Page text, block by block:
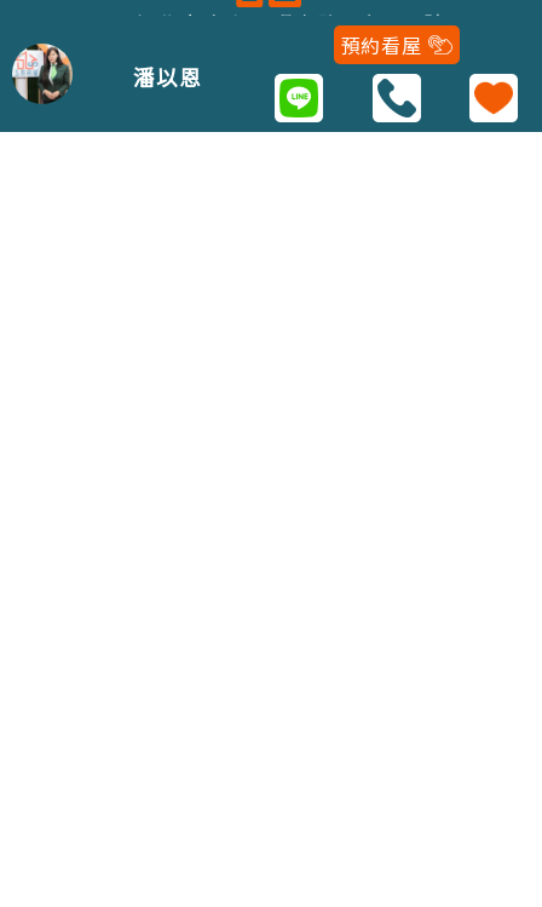
潘以恩
預約看屋
243新北市泰山區明志路二段116號
02-22979688
Copyright 2021 © 五泰房屋